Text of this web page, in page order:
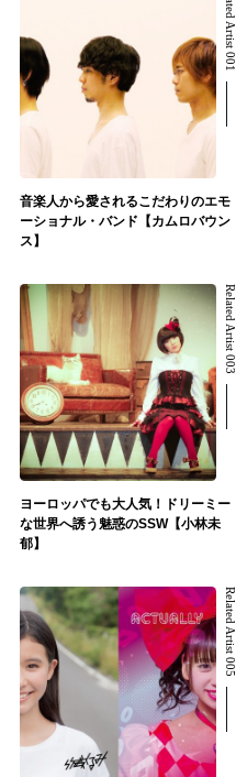
Related Artist 001
音楽人から愛されるこだわりのエモ
ーショナル・バンド【カムロバウン
ス】
Related Artist 003
ヨーロッパでも大人気！ドリーミー
な世界へ誘う魅惑のSSW【小林未
郁】
Related Artist 005